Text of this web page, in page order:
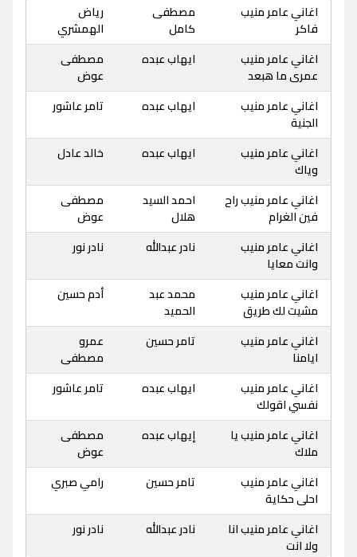
اغاني عامر منيب
فاكر
مصطفى
كامل
رياض
الهمشري
اغاني عامر منيب
عمرى ما هبعد
ايهاب عبده
مصطفى
عوض
اغاني عامر منيب
الجنية
ايهاب عبده تامر عاشور
اغاني عامر منيب
وياك
ايهاب عبده خالد عادل
اغاني عامر منيب راح
فين الغرام
احمد السيد
هلال
مصطفى
عوض
اغاني عامر منيب
وانت معايا
نادر عبدالله نادر نور
اغاني عامر منيب
مشيت لك طريق
محمد عبد
الحميد
أدم حسين
اغاني عامر منيب
ايامنا
تامر حسين
عمرو
مصطفى
اغاني عامر منيب
نفسي اقولك
ايهاب عبده تامر عاشور
اغاني عامر منيب يا
ملاك
إيهاب عبده
مصطفى
عوض
اغاني عامر منيب
احلى حكاية
تامر حسين رامي صبري
اغاني عامر منيب انا
ولا انت
نادر عبدالله نادر نور